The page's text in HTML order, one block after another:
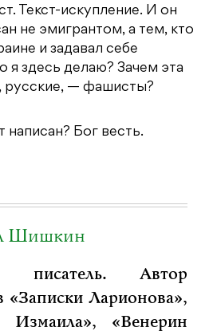
Текст-искупление. И он
не эмигрантом, а тем, кто
и задавал себе
я здесь делаю? Зачем эта
русские, — фашисты?
написан? Бог весть.
Шишкин
писатель. Автор
«Записки Ларионова»,
Измаила», «Венерин